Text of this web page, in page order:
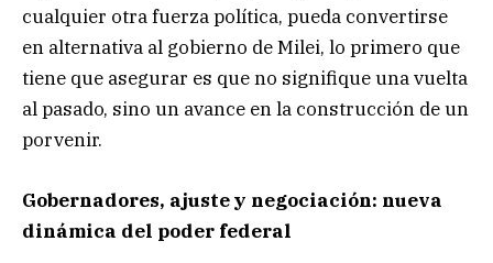
cualquier otra fuerza política, pueda convertirse
en alternativa al gobierno de Milei, lo primero que
tiene que asegurar es que no signifique una vuelta
al pasado, sino un avance en la construcción de un
porvenir.
Gobernadores, ajuste y negociación: nueva
dinámica del poder federal